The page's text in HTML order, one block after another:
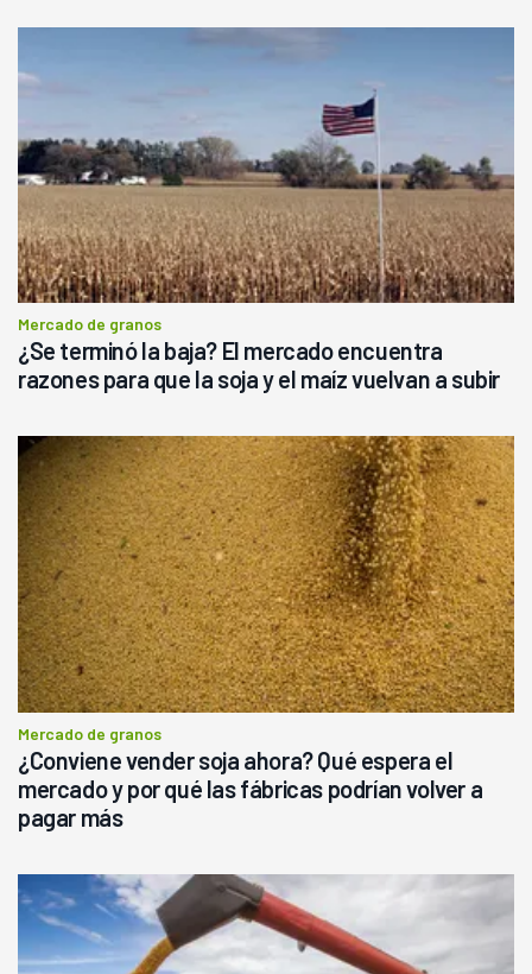
Mercado de granos
¿Se terminó la baja? El mercado encuentra
razones para que la soja y el maíz vuelvan a subir
Mercado de granos
¿Conviene vender soja ahora? Qué espera el
mercado y por qué las fábricas podrían volver a
pagar más